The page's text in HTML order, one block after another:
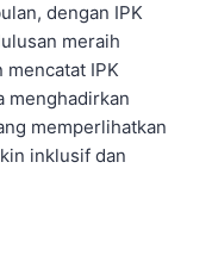
dengan IPK
meraih
IPK
menghadirkan
memperlihatkan
inklusif dan